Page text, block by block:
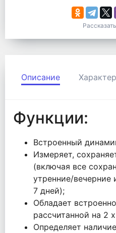
Описание
Функции:
Встроенный
Измеряет,
(включая все
утренние/вечерние
7 дней);
Обладает
рассчитанной на 2
Определяет